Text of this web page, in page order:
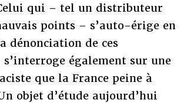
qui – tel un distributeur
points – s’auto-érige en
dénonciation de ces
également sur une
que la France peine à
objet d’étude aujourd’hui